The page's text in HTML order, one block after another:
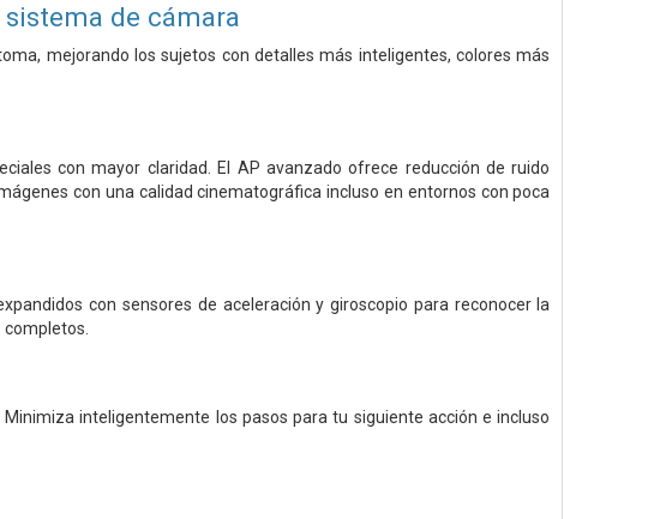
de cámara
mejorando los sujetos con detalles más inteligentes, colores más
con mayor claridad. El AP avanzado ofrece reducción de ruido
con una calidad cinematográfica incluso en entornos con poca
con sensores de aceleración y giroscopio para reconocer la
inteligentemente los pasos para tu siguiente acción e incluso